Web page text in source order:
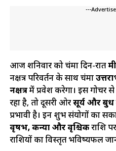
---
आज शनिवार को चंद्रमा दिन-रात
नक्षत्र परिवर्तन के साथ चंद्रमा
नक्षत्रमें प्रवेश करेगा। इस गोचर
रहा है, तो दूसरी ओरसूर्य और बुध
प्रभावी है। इन शुभ संयोगों का
वृषभ, कन्या और वृश्चिकराशि
राशियों का विस्तृत भविष्यफल